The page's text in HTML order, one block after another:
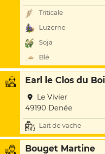
Triticale
Luzerne
Soja
Blé
Earl le Clos du
Le Vivier
49190 Denée
Lait de vache
Bouget Martine